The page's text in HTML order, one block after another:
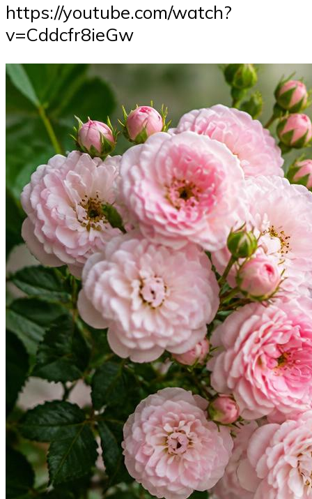
https://youtube.com/watch?
v=Cddcfr8ieGw